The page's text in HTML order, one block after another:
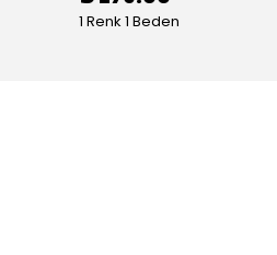
1 Renk 1 Beden